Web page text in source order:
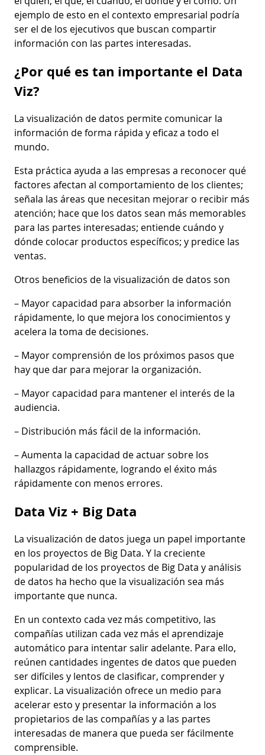
ejemplo de esto en el contexto empresarial podría
ser el de los ejecutivos que buscan compartir
información con las partes interesadas.
¿Por qué es tan importante el Data
Viz?
La visualización de datos permite comunicar la
información de forma rápida y eficaz a todo el
mundo.
Esta práctica ayuda a las empresas a reconocer qué
factores afectan al comportamiento de los clientes;
señala las áreas que necesitan mejorar o recibir más
atención; hace que los datos sean más memorables
para las partes interesadas; entiende cuándo y
dónde colocar productos específicos; y predice las
ventas.
Otros beneficios de la visualización de datos son
– Mayor capacidad para absorber la información
rápidamente, lo que mejora los conocimientos y
acelera la toma de decisiones.
– Mayor comprensión de los próximos pasos que
hay que dar para mejorar la organización.
– Mayor capacidad para mantener el interés de la
audiencia.
– Distribución más fácil de la información.
– Aumenta la capacidad de actuar sobre los
hallazgos rápidamente, logrando el éxito más
rápidamente con menos errores.
Data Viz + Big Data
La visualización de datos juega un papel importante
en los proyectos de Big Data. Y la creciente
popularidad de los proyectos de Big Data y análisis
de datos ha hecho que la visualización sea más
importante que nunca.
En un contexto cada vez más competitivo, las
compañías utilizan cada vez más el aprendizaje
automático para intentar salir adelante. Para ello,
reúnen cantidades ingentes de datos que pueden
ser difíciles y lentos de clasificar, comprender y
explicar. La visualización ofrece un medio para
acelerar esto y presentar la información a los
propietarios de las compañías y a las partes
interesadas de manera que pueda ser fácilmente
comprensible.